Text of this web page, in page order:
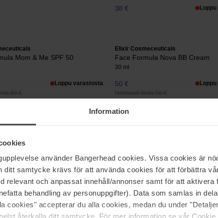
Information
använder Bangerhead cookies. Vissa cookies är
ditt samtycke krävs för att använda cookies för att förbättra
relevant och anpassat innehåll/annonser samt för att aktivera
behandling av personuppgifter). Data som samlas in
cookies" accepterar du alla cookies, medan du under
återkalla ditt samtycke. För mer information se vår
38 €
Mom & Me SPF 50
90 €
Loppu varastosta
Elixir Cosmeceuticals
Face Formula Nova BB Cream
30 ml
50 €
Normaali hinta 56 €
57 €
Loppu varastosta 83 €
Purifying Cleanser Face Formula Vitamin C Booster